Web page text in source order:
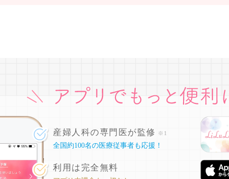
産婦人科の専門医が監修 ※1
全国約100名の医療従事者も応援！
利用は完全無料